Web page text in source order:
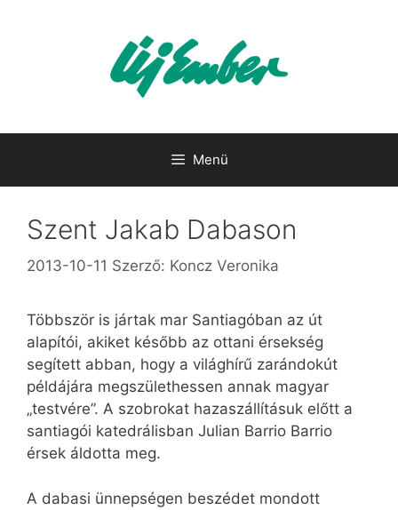
Menü
Szent Jakab Dabason
2013-10-11 Szerző: Koncz Veronika
Többször is jártak mar Santiagóban az út
alapítói, akiket később az ottani érsekség
segített abban, hogy a világhírű zarándokút
példájára megszülethessen annak magyar
„testvére”. A szobrokat hazaszállításuk előtt a
santiagói katedrálisban Julian Barrio Barrio
érsek áldotta meg.
A dabasi ünnepségen beszédet mondott